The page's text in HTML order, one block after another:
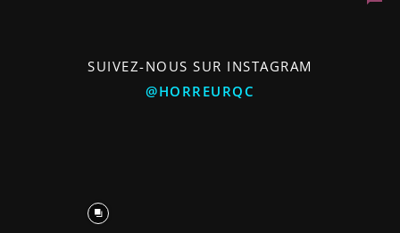
SUIVEZ-NOUS SUR INSTAGRAM
@HORREURQC